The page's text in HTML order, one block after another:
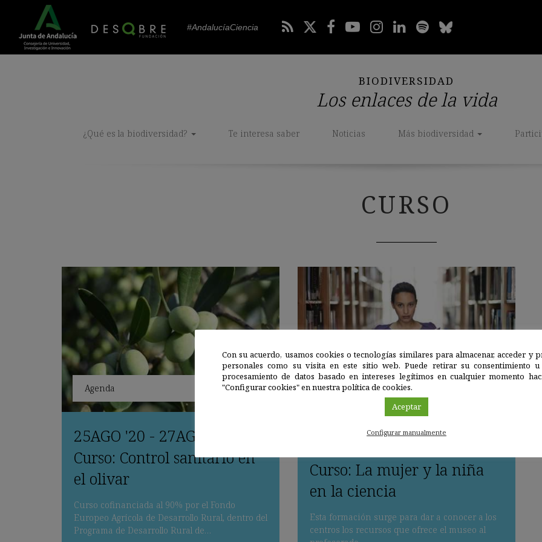
#AndalucíaCiencia
BIODIVERSIDAD
Los enlaces de la vida
¿Qué es la biodiversidad? Te interesa saber Noticias Más biodiversidad
CURSO
Agenda
25AGO '20 - 27AGO
Curso: Control sanitario en
el olivar
Curso cofinanciada al 90% por el Fondo
Europeo Agrícola de Desarrollo Rural, dentro del
Programa de Desarrollo Rural de…
Agenda
Granada
Curso: La mujer y la niña
en la ciencia
Esta formación surge para dar a conocer a los
centros los recursos que ofrece el museo al
Con su acuerdo, usamos cookies o tecnologías similares para almacenar, acceder y
personales como su visita en este sitio web. Puede retirar su consentimiento
procesamiento de datos basado en intereses legítimos en cualquier momento
"Configurar cookies" en nuestra política de cookies.
Aceptar
Configurar manualmente